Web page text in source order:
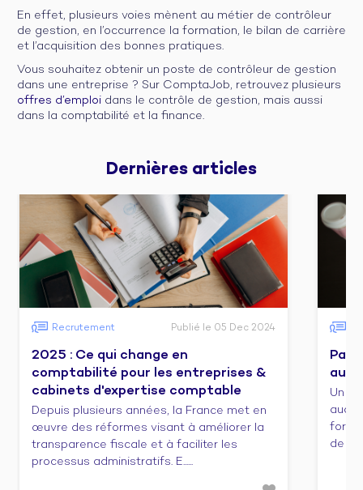
En effet, plusieurs voies mènent au métier de contrôleur
de gestion, en l’occurrence la formation, le bilan de carrière
et l’acquisition des bonnes pratiques.
Vous souhaitez obtenir un poste de contrôleur de gestion
dans une entreprise ? Sur ComptaJob, retrouvez plusieurs
offres d’emploi dans le contrôle de gestion, mais aussi
dans la comptabilité et la finance.
Dernières articles
Recrutement Publié le 05 Dec 2024
2025 : Ce qui change en
comptabilité pour les entreprises &
cabinets d'expertise comptable
Depuis plusieurs années, la France met en
œuvre des réformes visant à améliorer la
transparence fiscale et à faciliter les
processus administratifs. E......
Un
de